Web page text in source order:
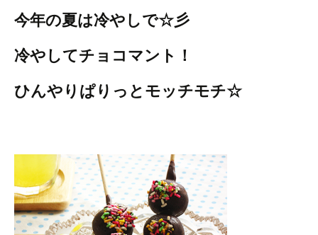
今年の夏は冷やしで☆彡
冷やしてチョコマント！
ひんやりぱりっとモッチモチ☆